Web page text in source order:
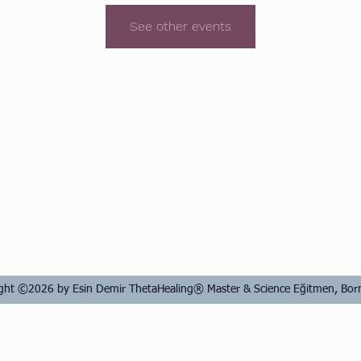
See other events
©2026 by Esin Demir ThetaHealing® Master & Science Eğitmen,